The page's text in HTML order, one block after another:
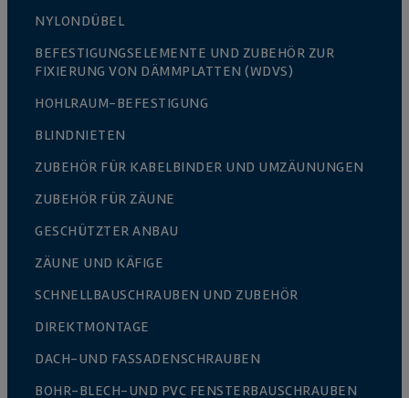
NYLONDÜBEL
BEFESTIGUNGSELEMENTE UND ZUBEHÖR ZUR
FIXIERUNG VON DÄMMPLATTEN (WDVS)
HOHLRAUM-BEFESTIGUNG
BLINDNIETEN
ZUBEHÖR FÜR KABELBINDER UND UMZÄUNUNGEN
ZUBEHÖR FÜR ZÄUNE
GESCHÜTZTER ANBAU
ZÄUNE UND KÄFIGE
SCHNELLBAUSCHRAUBEN UND ZUBEHÖR
DIREKTMONTAGE
DACH-UND FASSADENSCHRAUBEN
BOHR-BLECH-UND PVC FENSTERBAUSCHRAUBEN